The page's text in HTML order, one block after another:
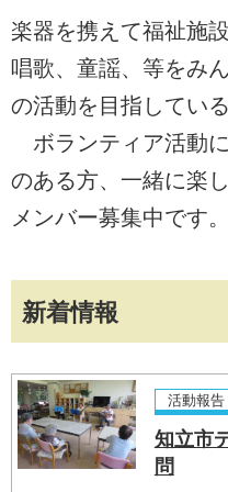
楽器を携えて福祉施
唱歌、童謡、等をみ
の活動を目指してい
ボランティア活動
のある方、一緒に楽
メンバー募集中です
新着情報
活動報告
知立市
問